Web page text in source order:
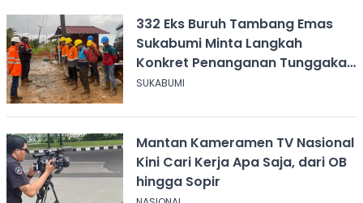
332 Eks Buruh Tambang Emas
Sukabumi Minta Langkah
Konkret Penanganan Tunggakan
Gaji Rp8,4 Miliar
SUKABUMI
Mantan Kameramen TV Nasional
Kini Cari Kerja Apa Saja, dari OB
hingga Sopir